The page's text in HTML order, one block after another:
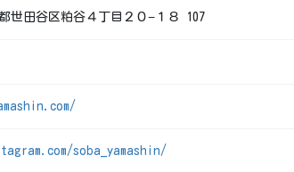
世田谷区粕谷４丁目２０−１８ 107
soba_yamashin/